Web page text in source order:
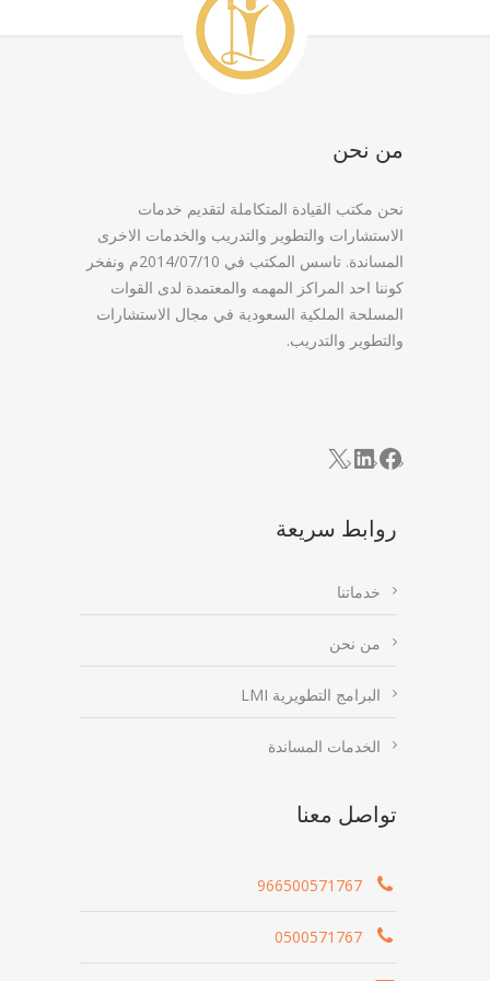
من نحن
نحن مكتب القيادة المتكاملة لتقديم خدمات
الاستشارات والتطوير والتدريب والخدمات الاخرى
المساندة. تاسس المكتب في 2014/07/10م ونفخر
كوننا احد المراكز المهمه والمعتمدة لدى القوات
المسلحة الملكية السعودية في مجال الاستشارات
والتطوير والتدريب.
Facebook
LinkedIn
X
روابط سريعة
خدماتنا
من نحن
البرامج التطويرية LMI
الخدمات المساندة
تواصل معنا
966500571767
0500571767